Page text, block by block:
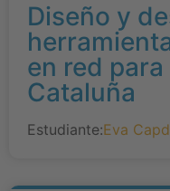
Diseño y
en red
Cataluña
Estudiante:Eva